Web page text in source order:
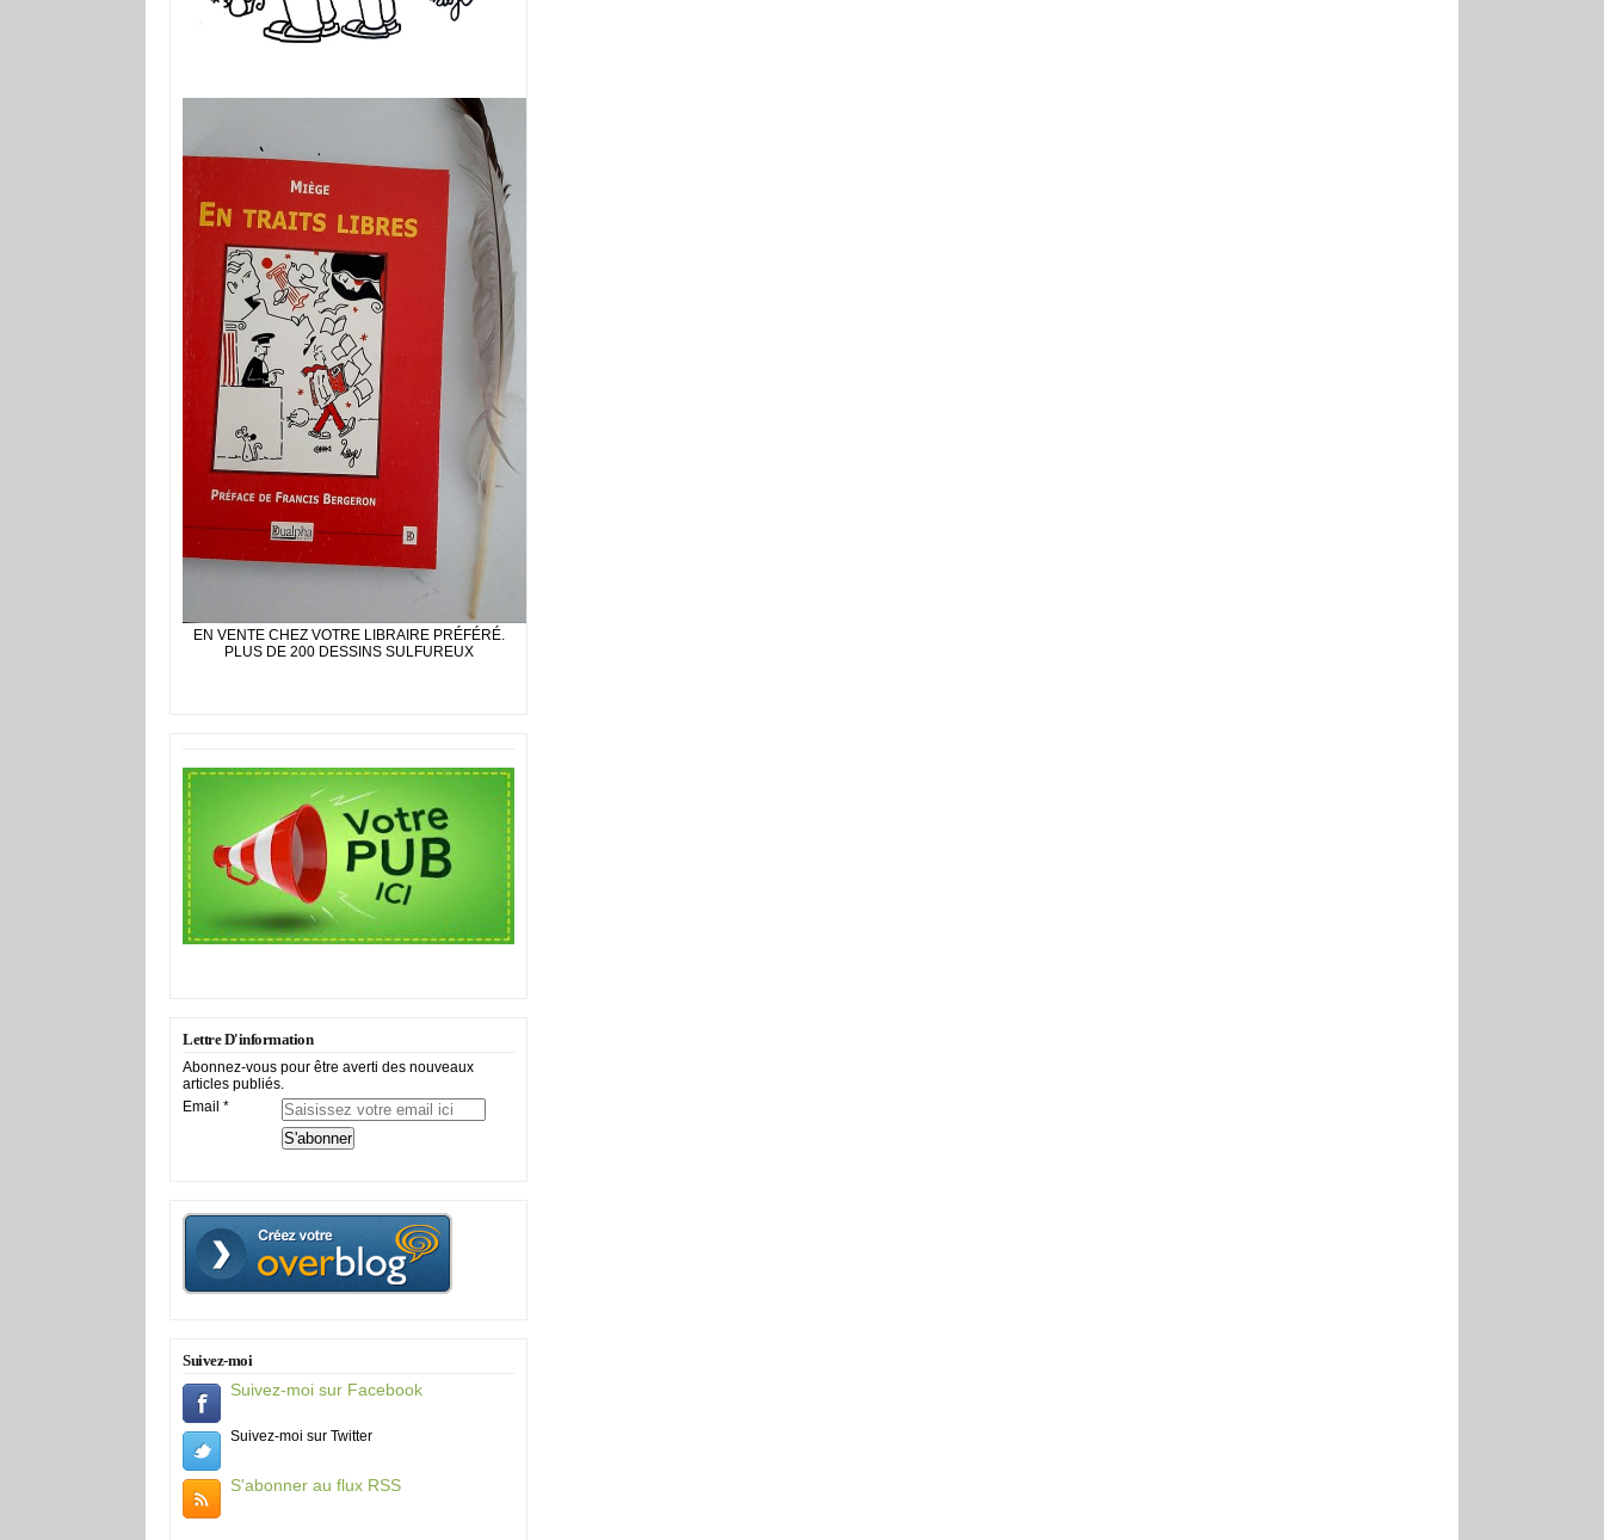
EN VENTE CHEZ VOTRE LIBRAIRE PRÉFÉRÉ.
PLUS DE 200 DESSINS SULFUREUX
Lettre D'information
Abonnez-vous pour être averti des nouveaux
articles publiés.
Email
Suivez-moi
Suivez-moi sur Facebook
Suivez-moi sur Twitter
S'abonner au flux RSS